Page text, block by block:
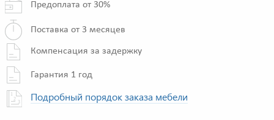
Предоплата от 30%
Поставка от 3 месяцев
Компенсация за задержку
Гарантия 1 год
Подробный порядок заказа мебели